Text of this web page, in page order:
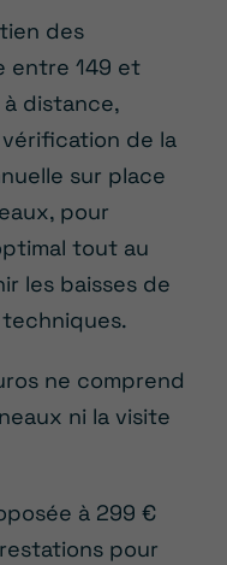
des
entre 149 et
distance,
de la
sur place
pour
tout au
les baisses de
ne comprend
ni la visite
à 299 €
pour